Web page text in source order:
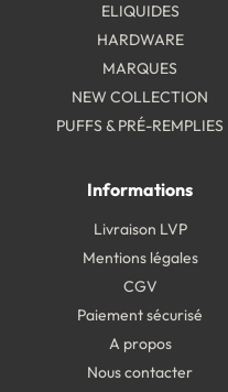
ELIQUIDES
HARDWARE
MARQUES
NEW COLLECTION
PUFFS & PRÉ-REMPLIES
Informations
Livraison LVP
Mentions légales
CGV
Paiement sécurisé
A propos
Nous contacter